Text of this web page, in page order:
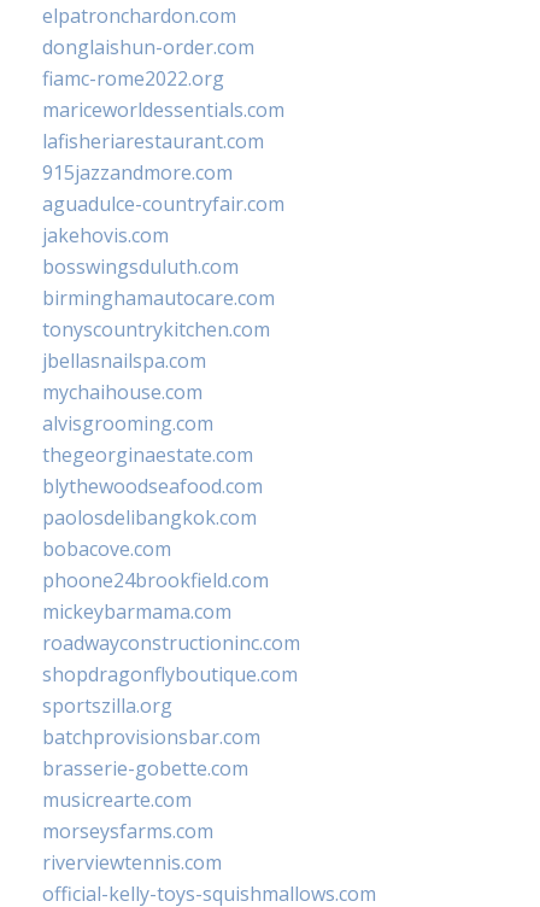
elpatronchardon.com
donglaishun-order.com
fiamc-rome2022.org
mariceworldessentials.com
lafisheriarestaurant.com
915jazzandmore.com
aguadulce-countryfair.com
jakehovis.com
bosswingsduluth.com
birminghamautocare.com
tonyscountrykitchen.com
jbellasnailspa.com
mychaihouse.com
alvisgrooming.com
thegeorginaestate.com
blythewoodseafood.com
paolosdelibangkok.com
bobacove.com
phoone24brookfield.com
mickeybarmama.com
roadwayconstructioninc.com
shopdragonflyboutique.com
sportszilla.org
batchprovisionsbar.com
brasserie-gobette.com
musicrearte.com
morseysfarms.com
riverviewtennis.com
official-kelly-toys-squishmallows.com